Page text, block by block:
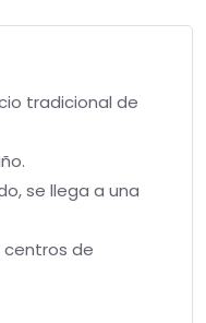
tradicional de
se llega a una
centros de